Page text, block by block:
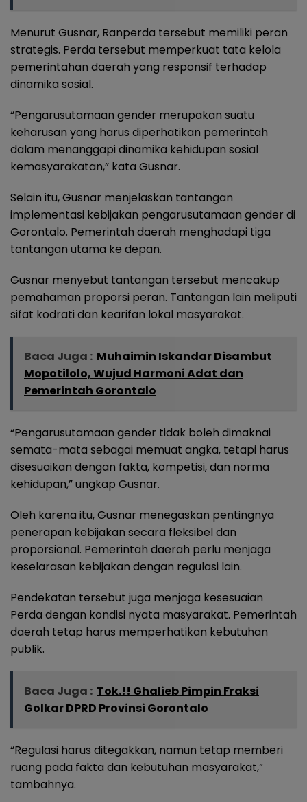
Menurut Gusnar, Ranperda tersebut memiliki peran
strategis. Perda tersebut memperkuat tata kelola
pemerintahan daerah yang responsif terhadap
dinamika sosial.
“Pengarusutamaan gender merupakan suatu
keharusan yang harus diperhatikan pemerintah
dalam menanggapi dinamika kehidupan sosial
kemasyarakatan,” kata Gusnar.
Selain itu, Gusnar menjelaskan tantangan
implementasi kebijakan pengarusutamaan gender di
Gorontalo. Pemerintah daerah menghadapi tiga
tantangan utama ke depan.
Gusnar menyebut tantangan tersebut mencakup
pemahaman proporsi peran. Tantangan lain meliputi
sifat kodrati dan kearifan lokal masyarakat.
Baca Juga : Muhaimin Iskandar Disambut
Mopotilolo, Wujud Harmoni Adat dan
Pemerintah Gorontalo
“Pengarusutamaan gender tidak boleh dimaknai
semata-mata sebagai memuat angka, tetapi harus
disesuaikan dengan fakta, kompetisi, dan norma
kehidupan,” ungkap Gusnar.
Oleh karena itu, Gusnar menegaskan pentingnya
penerapan kebijakan secara fleksibel dan
proporsional. Pemerintah daerah perlu menjaga
keselarasan kebijakan dengan regulasi lain.
Pendekatan tersebut juga menjaga kesesuaian
Perda dengan kondisi nyata masyarakat. Pemerintah
daerah tetap harus memperhatikan kebutuhan
publik.
Baca Juga : Tok.!! Ghalieb Pimpin Fraksi
Golkar DPRD Provinsi Gorontalo
“Regulasi harus ditegakkan, namun tetap memberi
ruang pada fakta dan kebutuhan masyarakat,”
tambahnya.